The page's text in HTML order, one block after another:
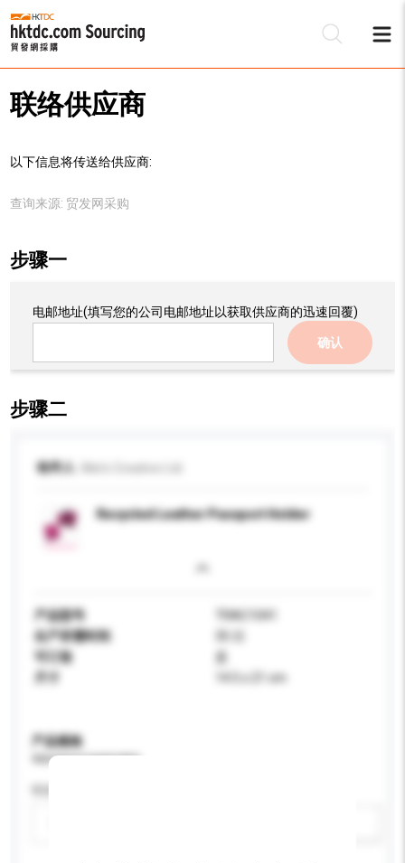
联络供应商
以下信息将传送给供应商:
查询来源: 贸发网采购
步骤一
电邮地址(填写您的公司电邮地址以获取供应商的迅速回覆)
确认
步骤二
收件人
Recycled Leather Passport Holder
产品型号
TRAC1041
生产所需时间
可订造
是
14.5 x 21 cm
产品规格
请提供您对产品的特定要求。